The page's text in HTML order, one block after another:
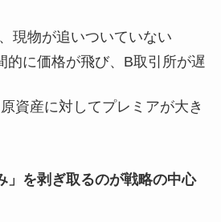
現物が追いついていない
的に価格が飛び、B取引所が遅
資産に対してプレミアが大き
」を剥ぎ取るのが戦略の中心